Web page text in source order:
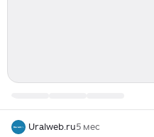
Uralweb.ru5 мес